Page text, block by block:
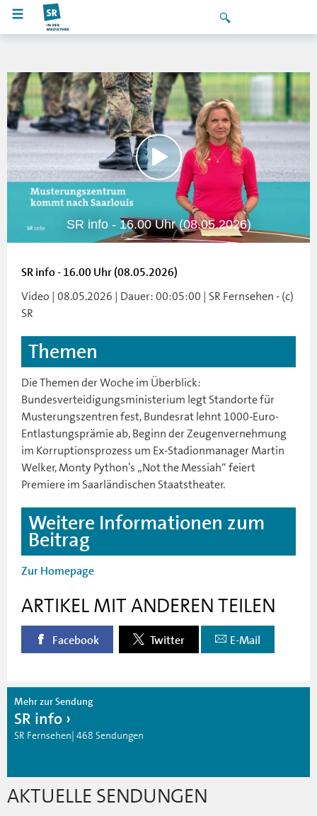
SR info - 16.00 Uhr (08.05.2026)
SR info - 16.00 Uhr (08.05.2026)
Video | 08.05.2026 | Dauer: 00:05:00 | SR Fernsehen - (c)
SR
Themen
Die Themen der Woche im Überblick:
Bundesverteidigungsministerium legt Standorte für
Musterungszentren fest, Bundesrat lehnt 1000-Euro-
Entlastungsprämie ab, Beginn der Zeugenvernehmung
im Korruptionsprozess um Ex-Stadionmanager Martin
Welker, Monty Python’s „Not the Messiah“ feiert
Premiere im Saarländischen Staatstheater.
Weitere Informationen zum
Beitrag
Zur Homepage
ARTIKEL MIT ANDEREN TEILEN
Facebook Twitter E-Mail
Mehr zur Sendung
SR info
SR Fernsehen| 468 Sendungen
AKTUELLE SENDUNGEN